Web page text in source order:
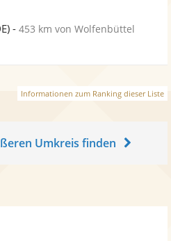
-453 km von Wolfenbüttel
Informationen zum Ranking dieser Liste
Umkreis finden